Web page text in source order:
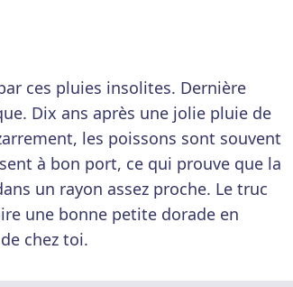
ces pluies insolites. Dernière
Dix ans après une jolie pluie de
les poissons sont souvent
à bon port, ce qui prouve que la
un rayon assez proche. Le truc
une bonne petite dorade en
chez toi.